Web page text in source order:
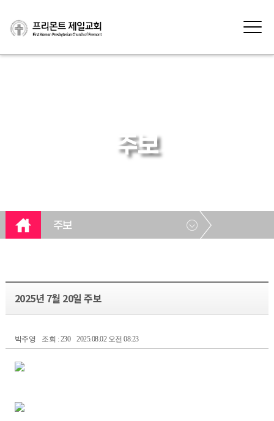
주보
주보
2025년 7월 20일 주보
박주영 조회 : 230 2025.08.02 오전 08:23